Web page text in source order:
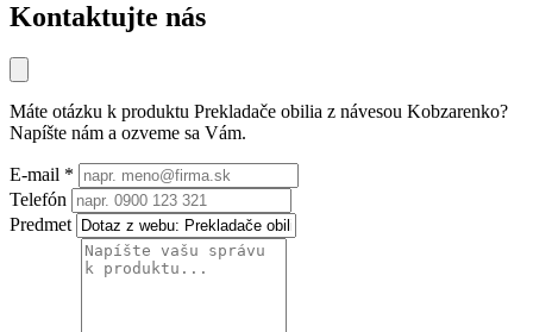
Kontaktujte nás
Máte otázku k produktu Prekladače obilia z návesou Kobzarenko?
Napíšte nám a ozveme sa Vám.
E-mail *
Telefón
Predmet